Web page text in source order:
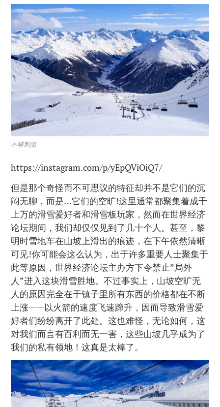
不够刺激
https://instagram.com/p/yEpQViOiQ7/
但是那个奇怪而不可思议的特征却并不是它们的沉
闷无聊，而是…它们的空旷!这里通常都聚集着成千
上万的滑雪爱好者和滑雪板玩家，然而在世界经济
论坛期间，我们却仅仅见到了几十个人。甚至，黎
明时雪地车在山坡上滑出的痕迹，在下午依然清晰
可见!你可能会这么认为，出于许多重要人士聚集于
此等原因，世界经济论坛主办方下令禁止”局外
人”进入这块滑雪胜地。不过事实上，山坡空旷无
人的原因完全在于镇子里所有东西的价格都在不断
上涨——以火箭的速度飞速蹿升，因而导致滑雪爱
好者们纷纷离开了此处。这也难怪，无论如何，这
对我们而言有百利而无一害，这些山坡几乎成为了
我们的私有领地！这真是太棒了。